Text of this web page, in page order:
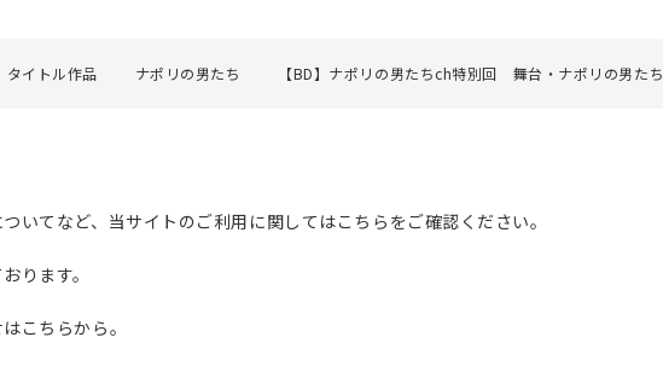
タイトル作品 ナポリの男たち 【BD】ナポリの男たちch特別回 舞台・ナポリの男たち
いてなど、当サイトのご利用に関してはこちらをご確認ください。
ります。
こちらから。